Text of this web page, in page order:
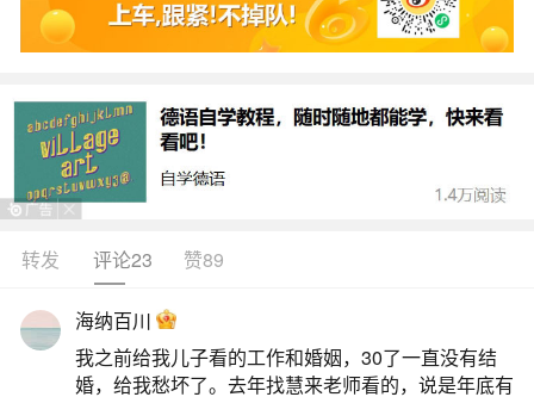
题，但是小问题不注意可能会引起大麻烦，下面就
这个问题给大家做一些解读：
一、属虎人2026年全年运势如何
属虎人2026年整体运势呈“旺中带险、先稳后
扬”之势，是十二年一遇的转运关键年。寅午半合火
局成势，木火通明，将星、三台、红鸾、天德四大
跨界合作、创意教育等领域突破明显；财运正偏兼
收，但需防“财来财去”，切忌冲动投资。上半年多蓄
转发 评论23 赞89
海纳百川
我之前给我儿子看的工作和婚姻，30了一直没有结
婚，给我愁坏了。去年找慧来老师看的，说是年底有